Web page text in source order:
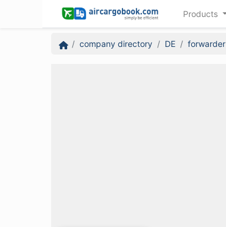
Products
company directory DE forwarder